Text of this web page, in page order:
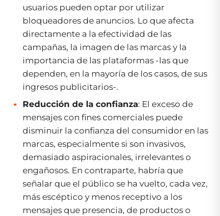
usuarios pueden optar por utilizar
bloqueadores de anuncios. Lo que afecta
directamente a la efectividad de las
campañas, la imagen de las marcas y la
importancia de las plataformas -las que
dependen, en la mayoría de los casos, de sus
ingresos publicitarios-.
Reducción de la confianza: El exceso de
mensajes con fines comerciales puede
disminuir la confianza del consumidor en las
marcas, especialmente si son invasivos,
demasiado aspiracionales, irrelevantes o
engañosos. En contraparte, habría que
señalar que el público se ha vuelto, cada vez,
más escéptico y menos receptivo a los
mensajes que presencia, de productos o